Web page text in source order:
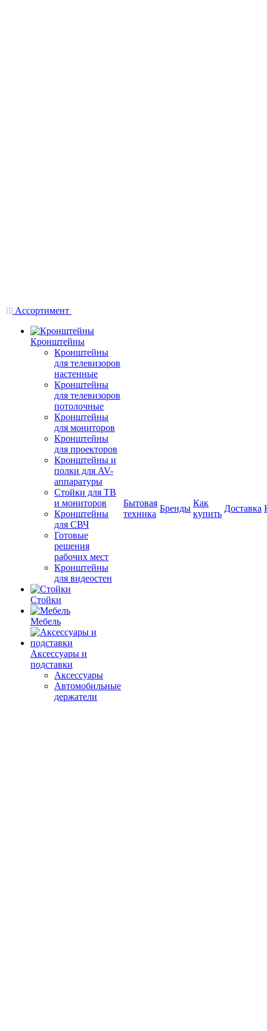
Ассортимент
Кронштейны
Кронштейны
для телевизоров
настенные
Кронштейны
для телевизоров
потолочные
Кронштейны
для мониторов
Кронштейны
для проекторов
Кронштейны и
полки для AV-
аппаратуры
Стойки для ТВ
и мониторов
Кронштейны
для СВЧ
Готовые
решения
рабочих мест
Кронштейны
для видеостен
Стойки
Мебель
Аксессуары и
подставки
Аксессуары
Автомобильные
держатели
Бытовая
техника
Бренды
Как
купить
Доставка